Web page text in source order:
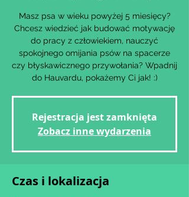
Masz psa w wieku powyżej 5 miesięcy?
Chcesz wiedzieć jak budować motywację
do pracy z człowiekiem, nauczyć
spokojnego omijania psów na spacerze
czy błyskawicznego przywołania? Wpadnij
Rejestracja jest zamknięta
Zobacz inne wydarzenia
Czas i lokalizacja